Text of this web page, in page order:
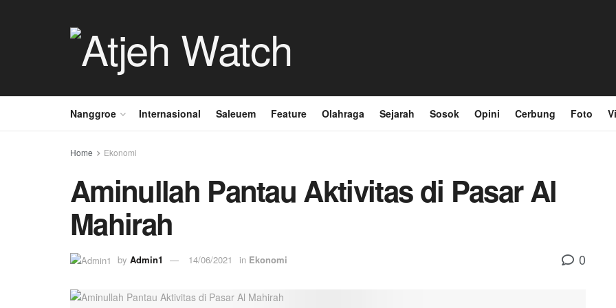
Nanggroe Internasional Saleuem Feature Olahraga Sejarah Sosok Opini Cerbung Foto
Home Ekonomi
Aminullah Pantau Aktivitas di Pasar Al
Mahirah
by Admin1 14/06/2021 in Ekonomi 0